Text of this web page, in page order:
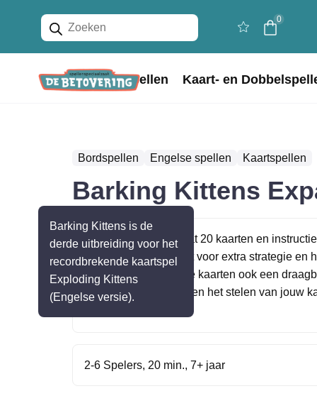
Producten
zoeken
0
Home Bordspellen Kaart- en
Bordspellen Engelse spellen Kaartspellen
Barking Kittens
Deze uitbreiding bevat 20 kaarten en
vernieuwen, wat zorgt voor extra strategie en
Kittens bevat naast de kaarten ook een
dat jou beschermt tegen het stelen van jouw
2-6 Spelers, 20 min., 7+ jaar
Barking Kittens is de
derde uitbreiding voor het
recordbrekende kaartspel
Exploding Kittens
(Engelse versie).